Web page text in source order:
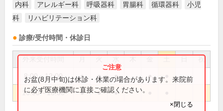
内科 アレルギー科 呼吸器科 胃腸科 循環器科
小児
科
リハビリテーション科
診療/受付時間・休診日
祝
8:00～12:00 ● ● ● ●
16:00～18:00 ● ● ●
お盆(8月中旬)は休診・休業の場合があります。来院前
に必ず医療機関に直接ご確認ください。
×閉じる